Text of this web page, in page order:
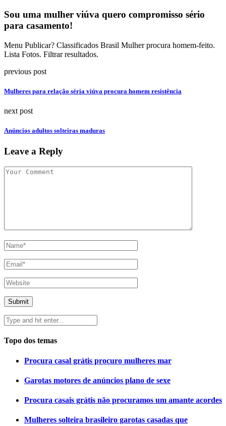
Sou uma mulher viúva quero compromisso sério
para casamento!
Menu Publicar? Classificados Brasil Mulher procura homem-feito.
Lista Fotos. Filtrar resultados.
previous post
Mulheres para relação séria viúva procura homem resistência
next post
Anúncios adultos solteiras maduras
Leave a Reply
Topo dos temas
Procura casal grátis procuro mulheres mar
Garotas motores de anúncios plano de sexe
Procura casais grátis não procuramos um amante acordes
Mulheres solteira brasileiro garotas casadas que